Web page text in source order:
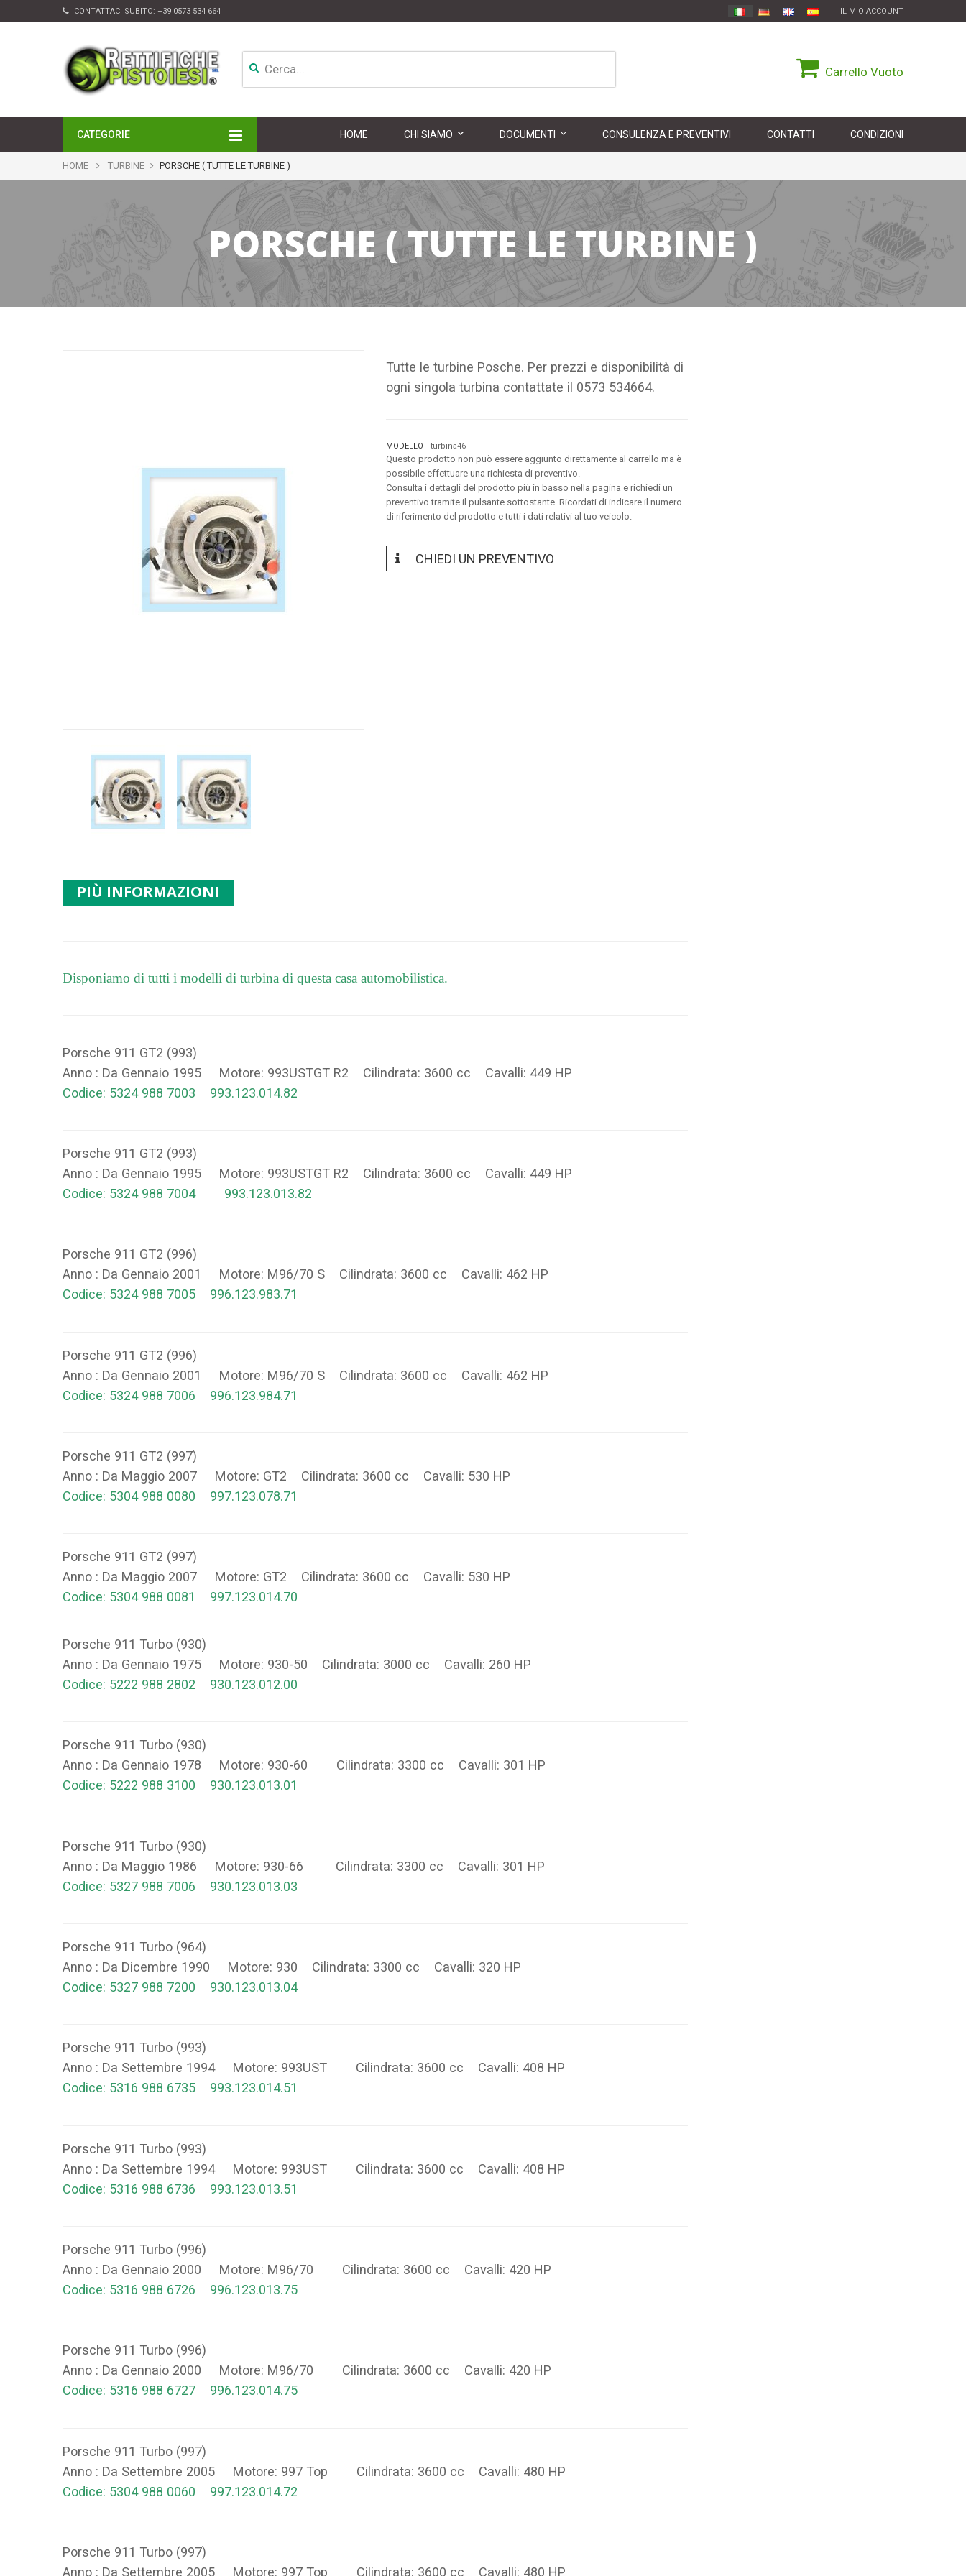
CONTATTACI SUBITO: +39 0573 534 664 IL MIO ACCOUNT
Carrello Vuoto
CATEGORIE
APPARATI DI INIEZIONE
TURBINE
ALTRI ACCESSORI
HOME CHI SIAMO DOCUMENTI CONSULENZA E PREVENTIVI CONTATTI CONDIZIONI
HOME TURBINE PORSCHE ( TUTTE LE TURBINE )
PORSCHE ( TUTTE LE TURBINE )
Tutte le turbine Posche. Per prezzi e disponibilità di
ogni singola turbina contattate il 0573 534664.
MODELLO turbina46
Questo prodotto non può essere aggiunto direttamente al carrello ma è
possibile effettuare una richiesta di preventivo.
Consulta i dettagli del prodotto più in basso nella pagina e richiedi un
preventivo tramite il pulsante sottostante. Ricordati di indicare il numero
di riferimento del prodotto e tutti i dati relativi al tuo veicolo.
CHIEDI UN PREVENTIVO
PIÙ INFORMAZIONI
Disponiamo di tutti i modelli di turbina di questa casa automobilistica.
Porsche 911 GT2 (993)
Anno : Da Gennaio 1995 Motore: 993USTGT R2 Cilindrata: 3600 cc Cavalli: 449 HP
Codice: 5324 988 7003 993.123.014.82
Porsche 911 GT2 (993)
Anno : Da Gennaio 1995 Motore: 993USTGT R2 Cilindrata: 3600 cc Cavalli: 449 HP
Codice: 5324 988 7004 993.123.013.82
Porsche 911 GT2 (996)
Anno : Da Gennaio 2001 Motore: M96/70 S Cilindrata: 3600 cc Cavalli: 462 HP
Codice: 5324 988 7005 996.123.983.71
Porsche 911 GT2 (996)
Anno : Da Gennaio 2001 Motore: M96/70 S Cilindrata: 3600 cc Cavalli: 462 HP
Codice: 5324 988 7006 996.123.984.71
Porsche 911 GT2 (997)
Anno : Da Maggio 2007 Motore: GT2 Cilindrata: 3600 cc Cavalli: 530 HP
Codice: 5304 988 0080 997.123.078.71
Porsche 911 GT2 (997)
Anno : Da Maggio 2007 Motore: GT2 Cilindrata: 3600 cc Cavalli: 530 HP
Codice: 5304 988 0081 997.123.014.70
Porsche 911 Turbo (930)
Anno : Da Gennaio 1975 Motore: 930-50 Cilindrata: 3000 cc Cavalli: 260 HP
Codice: 5222 988 2802 930.123.012.00
Porsche 911 Turbo (930)
Anno : Da Gennaio 1978 Motore: 930-60 Cilindrata: 3300 cc Cavalli: 301 HP
Codice: 5222 988 3100 930.123.013.01
Porsche 911 Turbo (930)
Anno : Da Maggio 1986 Motore: 930-66 Cilindrata: 3300 cc Cavalli: 301 HP
Codice: 5327 988 7006 930.123.013.03
Porsche 911 Turbo (964)
Anno : Da Dicembre 1990 Motore: 930 Cilindrata: 3300 cc Cavalli: 320 HP
Codice: 5327 988 7200 930.123.013.04
Porsche 911 Turbo (993)
Anno : Da Settembre 1994 Motore: 993UST Cilindrata: 3600 cc Cavalli: 408 HP
Codice: 5316 988 6735 993.123.014.51
Porsche 911 Turbo (993)
Anno : Da Settembre 1994 Motore: 993UST Cilindrata: 3600 cc Cavalli: 408 HP
Codice: 5316 988 6736 993.123.013.51
Porsche 911 Turbo (996)
Anno : Da Gennaio 2000 Motore: M96/70 Cilindrata: 3600 cc Cavalli: 420 HP
Codice: 5316 988 6726 996.123.013.75
Porsche 911 Turbo (996)
Anno : Da Gennaio 2000 Motore: M96/70 Cilindrata: 3600 cc Cavalli: 420 HP
Codice: 5316 988 6727 996.123.014.75
Porsche 911 Turbo (997)
Anno : Da Settembre 2005 Motore: 997 Top Cilindrata: 3600 cc Cavalli: 480 HP
Codice: 5304 988 0060 997.123.014.72
Porsche 911 Turbo (997)
Anno : Da Settembre 2005 Motore: 997 Top Cilindrata: 3600 cc Cavalli: 480 HP